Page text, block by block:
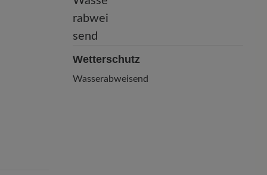
Wetterschutz
Wasserabweisend